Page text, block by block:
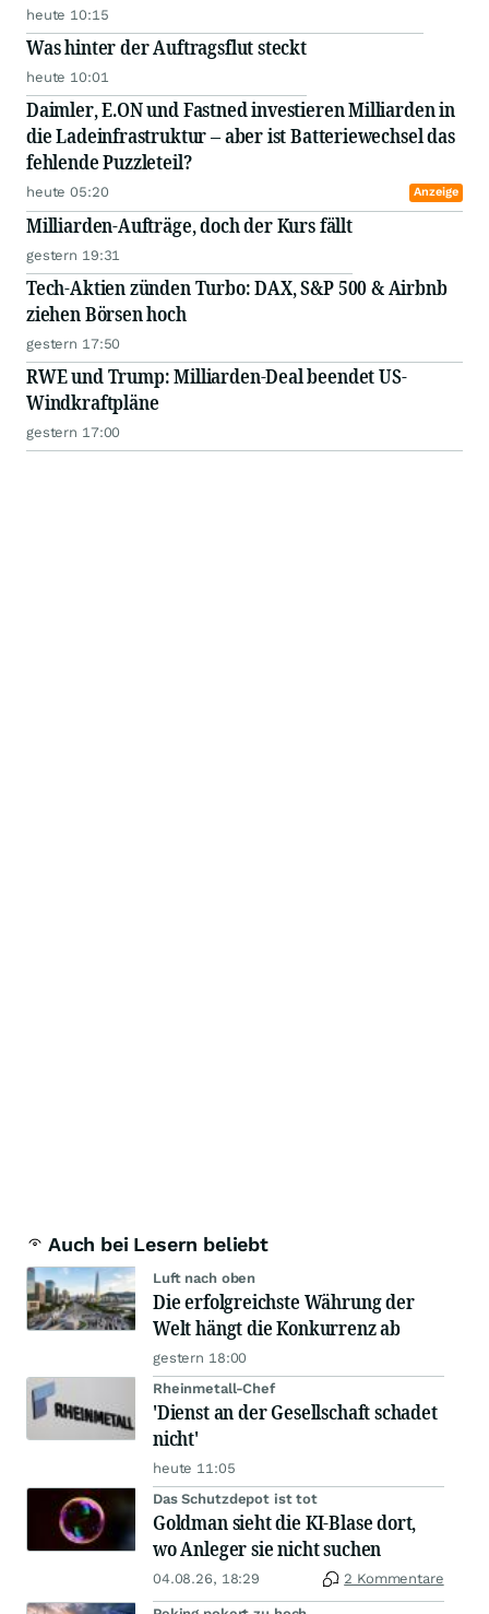
heute 10:15
Was hinter der Auftragsflut steckt
heute 10:01
Daimler, E.ON und Fastned investieren Milliarden in
die Ladeinfrastruktur – aber ist Batteriewechsel das
fehlende Puzzleteil?
heute 05:20 Anzeige
Milliarden-Aufträge, doch der Kurs fällt
gestern 19:31
Tech-Aktien zünden Turbo: DAX, S&P 500 & Airbnb
ziehen Börsen hoch
gestern 17:50
RWE und Trump: Milliarden-Deal beendet US-
Windkraftpläne
gestern 17:00
Auch bei Lesern beliebt
Luft nach oben
Die erfolgreichste Währung der
Welt hängt die Konkurrenz ab
gestern 18:00
Rheinmetall-Chef
'Dienst an der Gesellschaft schadet
nicht'
heute 11:05
Das Schutzdepot ist tot
Goldman sieht die KI-Blase dort,
wo Anleger sie nicht suchen
04.08.26, 18:29 2 Kommentare